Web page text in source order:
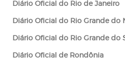
Diário Oficial do Rio de Janeiro
Diário Oficial do Rio Grande do
Diário Oficial do Rio Grande do
Diário Oficial de Rondônia